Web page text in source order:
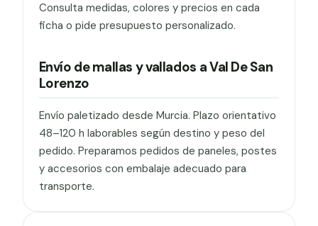
Consulta medidas, colores y precios en cada
ficha o pide presupuesto personalizado.
Envío de mallas y vallados a Val De San
Lorenzo
Envío paletizado desde Murcia. Plazo orientativo
48–120 h laborables según destino y peso del
pedido. Preparamos pedidos de paneles, postes
y accesorios con embalaje adecuado para
transporte.